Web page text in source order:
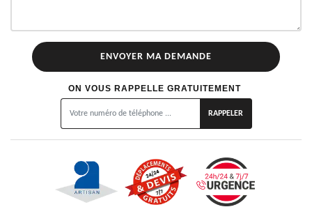
ON VOUS RAPPELLE GRATUITEMENT